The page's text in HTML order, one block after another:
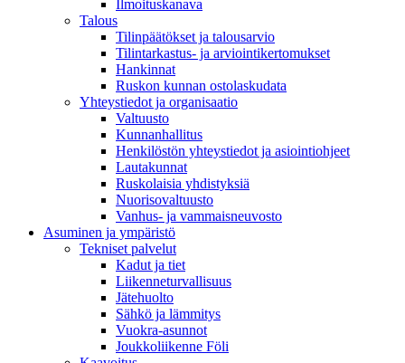
Ilmoituskanava
Talous
Tilinpäätökset ja talousarvio
Tilintarkastus- ja arviointikertomukset
Hankinnat
Ruskon kunnan ostolaskudata
Yhteystiedot ja organisaatio
Valtuusto
Kunnanhallitus
Henkilöstön yhteystiedot ja asiointiohjeet
Lautakunnat
Ruskolaisia yhdistyksiä
Nuorisovaltuusto
Vanhus- ja vammaisneuvosto
Asuminen ja ympäristö
Tekniset palvelut
Kadut ja tiet
Liikenneturvallisuus
Jätehuolto
Sähkö ja lämmitys
Vuokra-asunnot
Joukkoliikenne Föli